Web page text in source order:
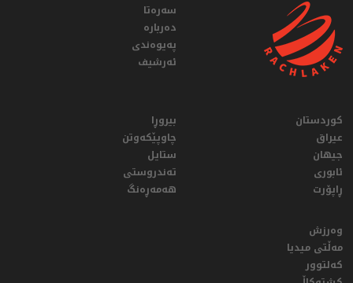
سەرەتا
دەربارە
پەیوەندی
ئەرشیف
کوردستان
عيراق
جیهان
ئابوری
ڕاپۆرت
بیروڕا
چاوپێکەوتن
ستایل
تەندروستی
هەمەڕەنگ
وەرزش
مەڵتی میدیا
کەلتوور